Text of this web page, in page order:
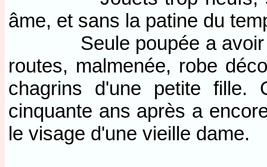
âme, et sans la patine du
Seule poupée a avoir
routes, malmenée, robe
chagrins d'une petite fille.
cinquante ans après a
le visage d'une vieille dame.